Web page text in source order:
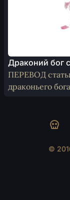
Драконий бог
ПЕРЕВОД
драконьего
©